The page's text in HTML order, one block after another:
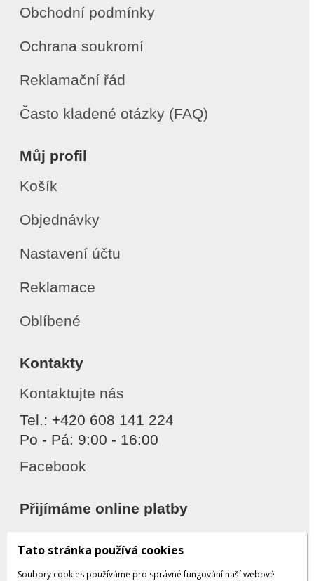
Obchodní podmínky
Ochrana soukromí
Reklamační řád
Často kladené otázky (FAQ)
Můj profil
Košík
Objednávky
Nastavení účtu
Reklamace
Oblíbené
Kontakty
Kontaktujte nás
Tel.: +420 608 141 224
Po - Pá: 9:00 - 16:00
Facebook
Přijímáme online platby
Tato stránka používá cookies
Soubory cookies používáme pro správné fungování naší webové